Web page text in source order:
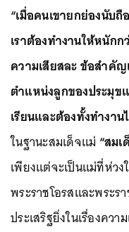
“เมื่อคนเขายกย่องนับถื
เราต้องทำงานให้หนัก
ความเสียสละ ข้อสำคัญ
ตำแหน่งลูกของประมุข
เรียนและต้องทั้งทำงา
ในฐานะสมเด็จแม่ “สม
เพียงแต่จะเป็นแม่ที่ห่วง
พระราชโอรสและพระร
ประเสริฐยิ่งในเรื่องคว